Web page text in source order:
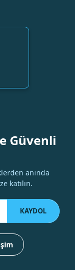
Güvenli
anında
katılın.
KAYDOL